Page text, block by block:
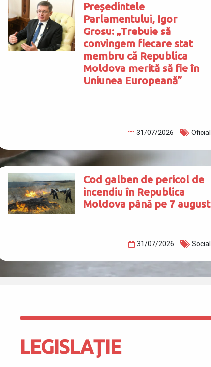
Președintele
Parlamentului, Igor
Grosu: „Trebuie să
convingem fiecare stat
membru că Republica
Moldova merită să fie în
Uniunea Europeană”
31/07/2026 Oficial
Cod galben de pericol de
incendiu în Republica
Moldova până pe 7 august
31/07/2026 Social
LEGISLAȚIE